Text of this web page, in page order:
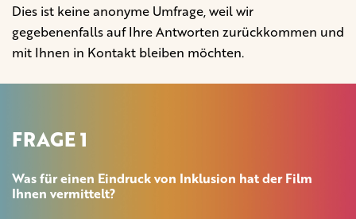
Dies ist keine anonyme Umfrage, weil wir
gegebenenfalls auf Ihre Antworten zurückkommen und
mit Ihnen in Kontakt bleiben möchten.
FRAGE 1
Was für einen Eindruck von Inklusion hat der Film
Ihnen vermittelt?